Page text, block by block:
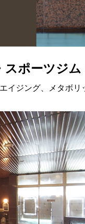
ポーツジ
イジング、メタボリ